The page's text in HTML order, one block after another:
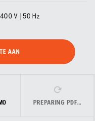
400 V | 50 Hz
AAN
PREPARING PDF…